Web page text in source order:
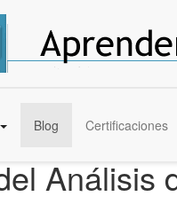
Blog Certificaciones
Análisis